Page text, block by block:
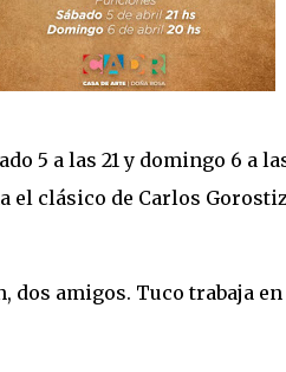
5 a las 21 y domingo 6 a
el clásico de Carlos
dos amigos. Tuco trabaja